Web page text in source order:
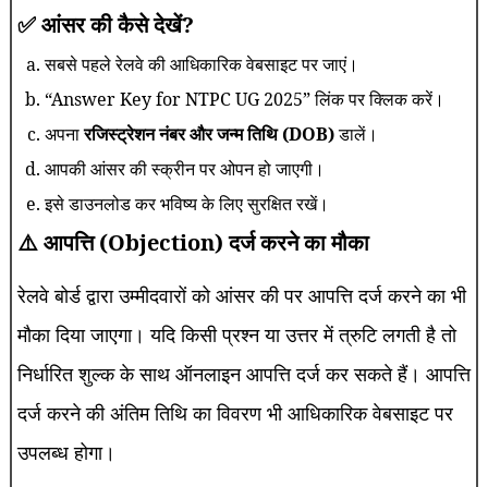
✅ आंसर की कैसे देखें?
सबसे पहले रेलवे की आधिकारिक वेबसाइट पर जाएं।
“Answer Key for NTPC UG 2025” लिंक पर क्लिक करें।
अपनारजिस्ट्रेशन नंबर और जन्म तिथि (DOB)डालें।
आपकी आंसर की स्क्रीन पर ओपन हो जाएगी।
इसे डाउनलोड कर भविष्य के लिए सुरक्षित रखें।
⚠️ आपत्ति (Objection) दर्ज करने का मौका
रेलवे बोर्ड द्वारा उम्मीदवारों को आंसर की पर आपत्ति दर्ज करने का भी
मौका दिया जाएगा। यदि किसी प्रश्न या उत्तर में त्रुटि लगती है तो
निर्धारित शुल्क के साथ ऑनलाइन आपत्ति दर्ज कर सकते हैं। आपत्ति
दर्ज करने की अंतिम तिथि का विवरण भी आधिकारिक वेबसाइट पर
उपलब्ध होगा।